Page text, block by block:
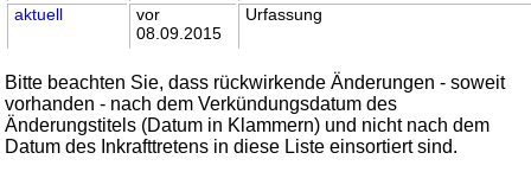
aktuell
vor
08.09.2015
Urfassung
Bitte beachten Sie, dass rückwirkende Änderungen - soweit
vorhanden - nach dem Verkündungsdatum des
Änderungstitels (Datum in Klammern) und nicht nach dem
Datum des Inkrafttretens in diese Liste einsortiert sind.